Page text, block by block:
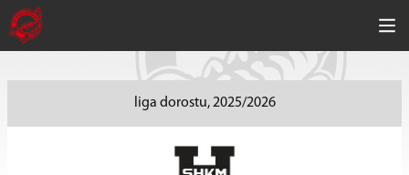
liga dorostu, 2025/2026